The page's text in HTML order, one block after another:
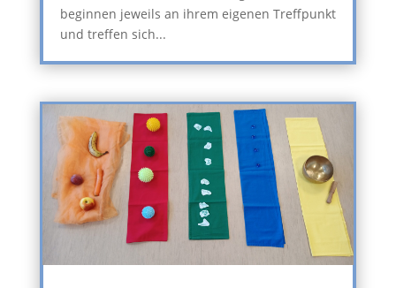
beginnen jeweils an ihrem eigenen Treffpunkt
und treffen sich...